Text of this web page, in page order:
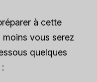
à cette
vous serez
quelques